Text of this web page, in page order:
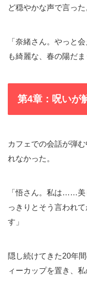
ど穏やかな声で言った
「奈緒さん。やっと
も綺麗な、春の陽だ
第4章：呪いが
カフェでの会話が弾
れなかった。
「悟さん。私は……美
っきりとそう言われ
す」
隠し続けてきた20年
ィーカップを置き、